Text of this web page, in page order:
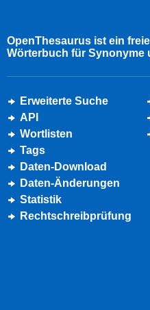
OpenThesaurus ist ein
Wörterbuch für Synonyme
Erweiterte Suche
API
Wortlisten
Tags
Daten-Download
Daten-Änderungen
Statistik
Rechtschreibprüfung